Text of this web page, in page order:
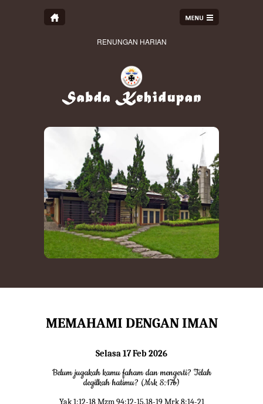
RENUNGAN HARIAN
MEMAHAMI DENGAN IMAN
Selasa 17 Feb 2026
Belum jugakah kamu faham dan mengerti? Telah
degilkah hatimu? (Mrk 8:17b)